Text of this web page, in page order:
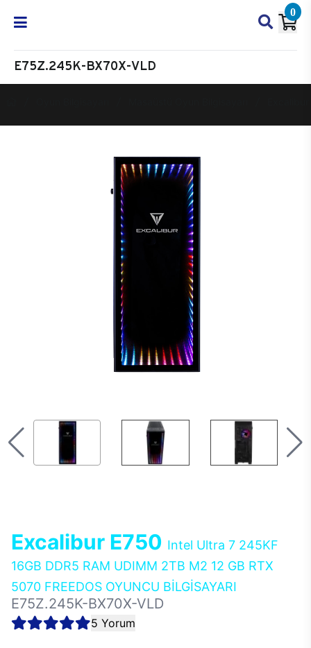
0
E75Z.245K-BX70X-VLD
Excalibur E750 Intel Ultra 7 245KF
16GB DDR5 RAM UDIMM 2TB M2 12 GB RTX
5070 FREEDOS OYUNCU BİLGİSAYARI
E75Z.245K-BX70X-VLD
5 Yorum